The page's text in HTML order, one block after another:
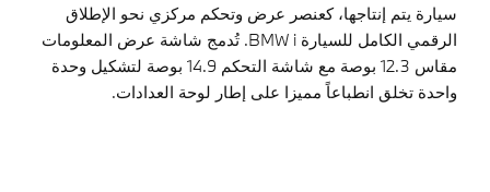
سيارة يتم إنتاجها، كعنصر عرض وتحكم مركزي نحو الإطلاق
الرقمي الكامل للسيارة BMW i. تُدمج شاشة عرض المعلومات
مقاس 12.3 بوصة مع شاشة التحكم 14.9 بوصة لتشكيل وحدة
واحدة تخلق انطباعاً مميزا على إطار لوحة العدادات.